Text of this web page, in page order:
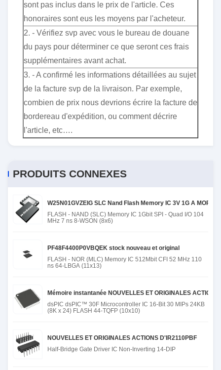
sont pas inclus dans le prix de l'article. Ces
honoraires sont eus les moyens par l'acheteur.
2. - Vérifiez svp avec vous le bureau de douane
du pays pour déterminer ce que seront ces frais
supplémentaires avant achat.
3. - A confirmé les informations détaillées au sujet
de la facture svp de la livraison. Par exemple,
combien de prix nous devrions écrire la facture de
bordereau d'expédition, ou comment décrire
l'article, etc….
PRODUITS CONNEXES
W25N01GVZEIG SLC Nand Flash Memory IC 3V 1G A MORDU
FLASH - NAND (SLC) Memory IC 1Gbit SPI - Quad I/O 104
MHz 7 ns 8-WSON (8x6)
PF48F4400P0VBQEK stock nouveau et original
FLASH - NOR (MLC) Memory IC 512Mbit CFI 52 MHz 110
ns 64-LBGA (11x13)
Mémoire instantanée NOUVELLES ET ORIGINALES
dsPIC dsPIC™ 30F Microcontroller IC 16-Bit 30 MIPs 24KB
(8K x 24) FLASH 44-TQFP (10x10)
NOUVELLES ET ORIGINALES ACTIONS D'IR2110PBF
Half-Bridge Gate Driver IC Non-Inverting 14-DIP